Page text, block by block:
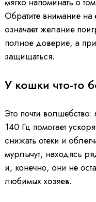
Обратите внимание на
означает желание
полное доверие, а
защищаться.
У кошки что-то
Это почти
140 Гц помогает
снижать отеки и
мурлычут, находясь
и, конечно, они не
любимых хозяев.